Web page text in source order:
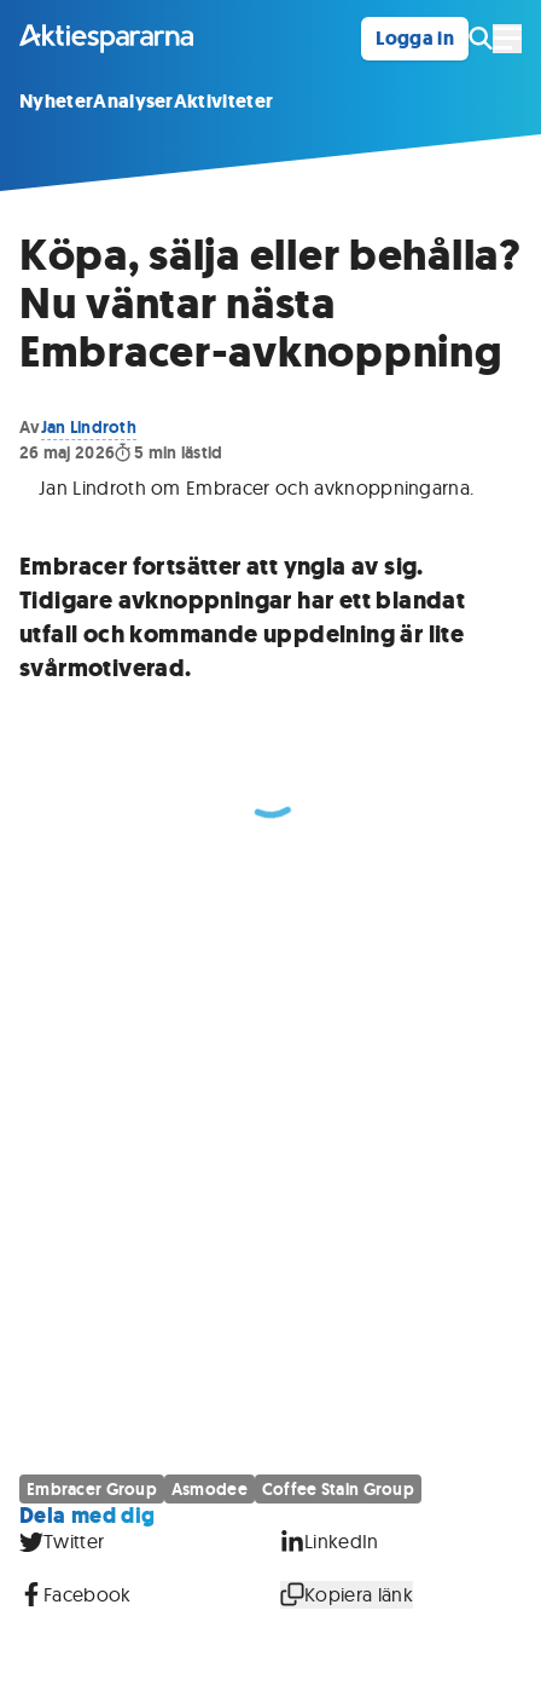
Logga in
NyheterAnalyserAktiviteter
Köpa, sälja eller behålla?
Nu väntar nästa
Embracer-avknoppning
AvJan Lindroth
26 maj 2026
5 min lästid
Jan Lindroth om Embracer och avknoppningarna.
Embracer fortsätter att yngla av sig.
Tidigare avknoppningar har ett blandat
utfall och kommande uppdelning är lite
svårmotiverad.
Embracer Group Asmodee Coffee Stain Group
Dela med dig
Twitter LinkedIn
Facebook Kopiera länk